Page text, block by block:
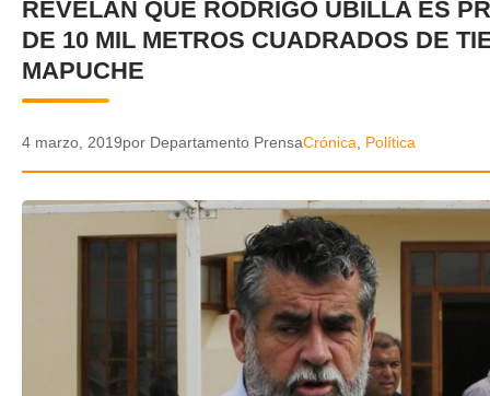
DEPORTES
ENTRETENIMIENTO Y CULTURA
AUDIOS
VIDEOS
GALERIA DE FOTOS
✕
REVELAN QUE RODRIGO UBILLA ES
DE 10 MIL METROS CUADRADOS DE
MAPUCHE
4 marzo, 2019por Departamento PrensaCrónica, Política